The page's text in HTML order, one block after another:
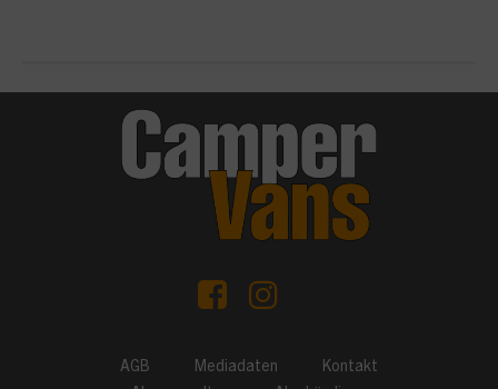
AGB Mediadaten
Kontakt